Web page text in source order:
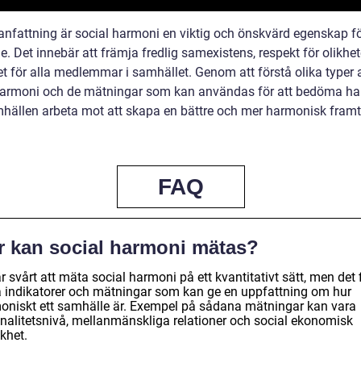
är social harmoni en viktig och önskvärd egenskap
Det innebär att främja fredlig samexistens, respekt för
för alla medlemmar i samhället. Genom att förstå olika typer
och de mätningar som kan användas för att bedöma
arbeta mot att skapa en bättre och mer harmonisk
FAQ
kan social harmoni mätas?
svårt att mäta social harmoni på ett kvantitativt sätt, men det
indikatorer och mätningar som kan ge en uppfattning om hur
ett samhälle är. Exempel på sådana mätningar kan vara
mellanmänskliga relationer och social ekonomisk